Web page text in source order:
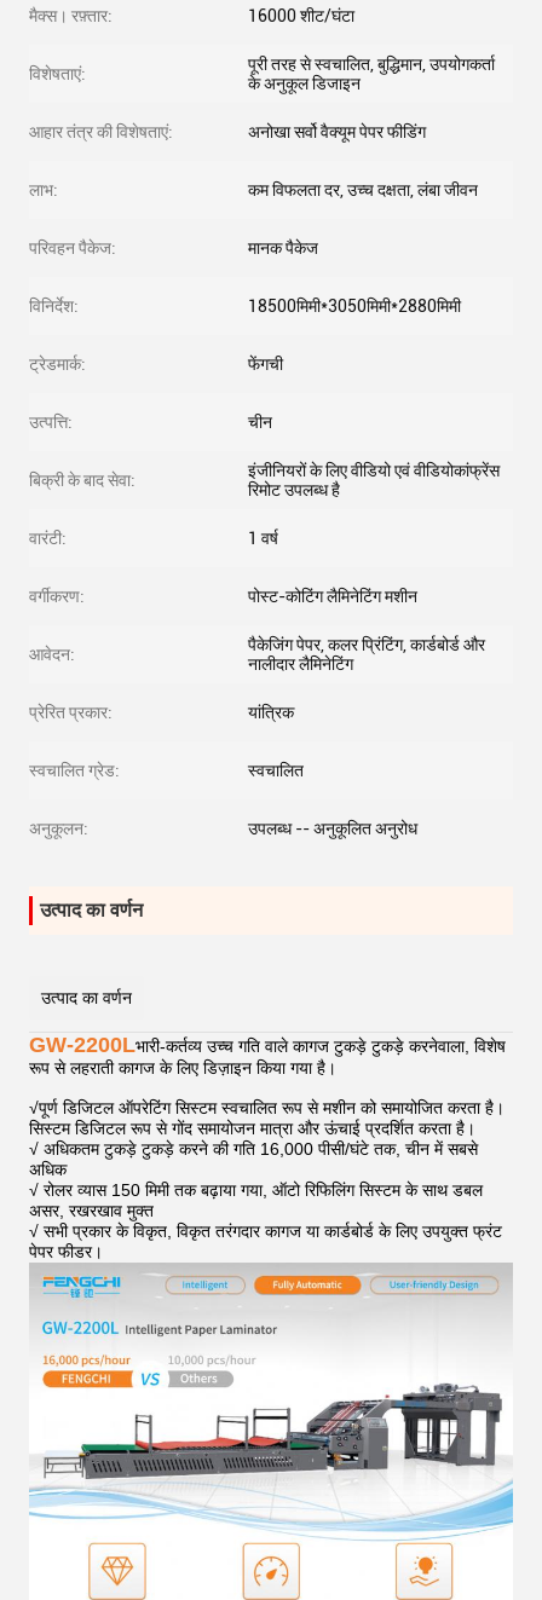
मैक्स। रफ़्तार: 16000 शीट/घंटा
विशेषताएं:
पूरी तरह से स्वचालित, बुद्धिमान, उपयोगकर्ता
के अनुकूल डिजाइन
आहार तंत्र की विशेषताएं: अनोखा सर्वो वैक्यूम पेपर फीडिंग
लाभ: कम विफलता दर, उच्च दक्षता, लंबा जीवन
परिवहन पैकेज: मानक पैकेज
विनिर्देश: 18500मिमी*3050मिमी*2880मिमी
ट्रेडमार्क: फेंगची
उत्पत्ति: चीन
बिक्री के बाद सेवा:
इंजीनियरों के लिए वीडियो एवं वीडियोकांफ्रेंस
रिमोट उपलब्ध है
वारंटी: 1 वर्ष
वर्गीकरण: पोस्ट-कोटिंग लैमिनेटिंग मशीन
आवेदन:
पैकेजिंग पेपर, कलर प्रिंटिंग, कार्डबोर्ड और
नालीदार लैमिनेटिंग
प्रेरित प्रकार: यांत्रिक
स्वचालित ग्रेड: स्वचालित
अनुकूलन: उपलब्ध -- अनुकूलित अनुरोध
उत्पाद का वर्णन
उत्पाद का वर्णन
GW-2200Lभारी-कर्तव्य उच्च गति वाले कागज टुकड़े टुकड़े करनेवाला, विशेष
रूप से लहराती कागज के लिए डिज़ाइन किया गया है।
√पूर्ण डिजिटल ऑपरेटिंग सिस्टम स्वचालित रूप से मशीन को समायोजित करता है।
सिस्टम डिजिटल रूप से गोंद समायोजन मात्रा और ऊंचाई प्रदर्शित करता है।
√ अधिकतम टुकड़े टुकड़े करने की गति 16,000 पीसी/घंटे तक, चीन में सबसे
अधिक
√ रोलर व्यास 150 मिमी तक बढ़ाया गया, ऑटो रिफिलिंग सिस्टम के साथ डबल
असर, रखरखाव मुक्त
√ सभी प्रकार के विकृत, विकृत तरंगदार कागज या कार्डबोर्ड के लिए उपयुक्त फ्रंट
पेपर फीडर।